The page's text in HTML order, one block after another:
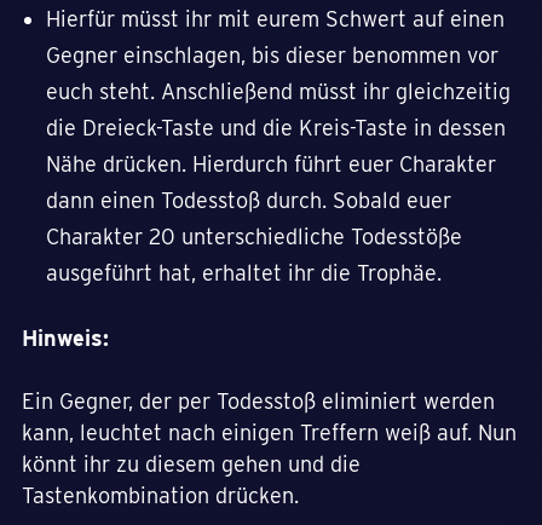
Hierfür müsst ihr mit eurem Schwert auf einen
Gegner einschlagen, bis dieser benommen vor
euch steht. Anschließend müsst ihr gleichzeitig
die Dreieck-Taste und die Kreis-Taste in dessen
Nähe drücken. Hierdurch führt euer Charakter
dann einen Todesstoß durch. Sobald euer
Charakter 20 unterschiedliche Todesstöße
ausgeführt hat, erhaltet ihr die Trophäe.
Hinweis:
Ein Gegner, der per Todesstoß eliminiert werden
kann, leuchtet nach einigen Treffern weiß auf. Nun
könnt ihr zu diesem gehen und die
Tastenkombination drücken.